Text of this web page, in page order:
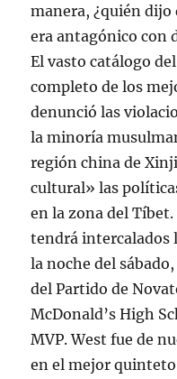
manera, ¿quién dijo
era antagónico con
El vasto catálogo
completo de los
denunció las
la minoría
región china de
cultural» las
en la zona del
tendrá intercalados
la noche del
del Partido de
McDonald’s High
MVP. West fue de
en el mejor